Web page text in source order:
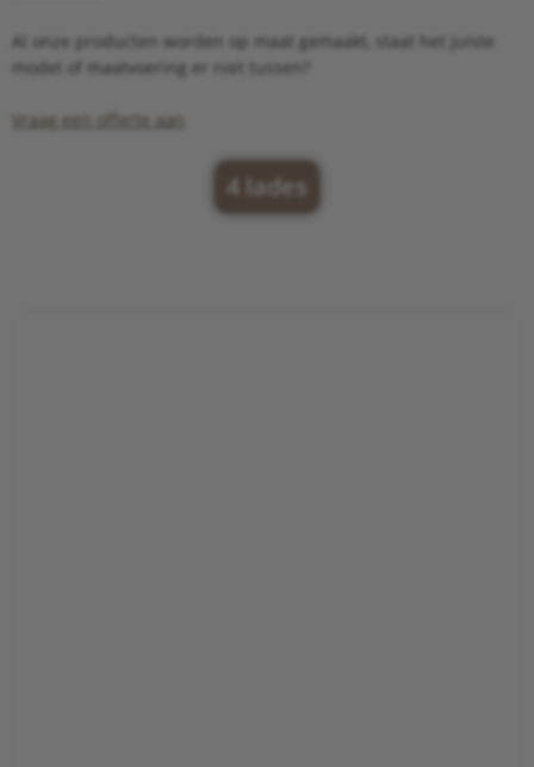
Al onze producten worden op maat gemaakt, staat het juiste
model of maatvoering er niet tussen?
Vraag een offerte aan
4 lades